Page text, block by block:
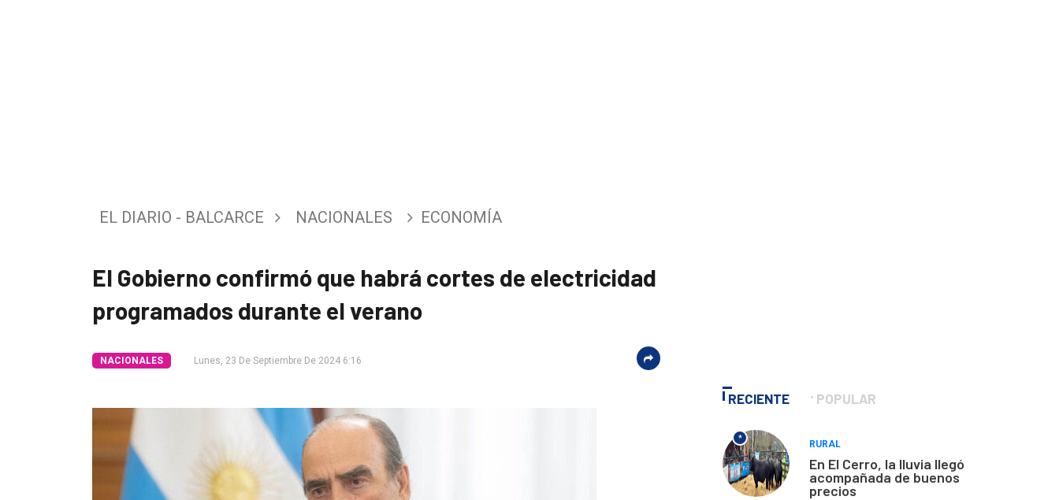
Entrevistas
Fúnebres
Nosotros
EL DIARIO - BALCARCE NACIONALES ECONOMÍA
El Gobierno confirmó que habrá cortes de electricidad
programados durante el verano
NACIONALES Lunes, 23 De Septiembre De 2024 6:16
RECIENTE POPULAR
*
RURAL
En El Cerro, la lluvia llegó
acompañada de buenos
precios